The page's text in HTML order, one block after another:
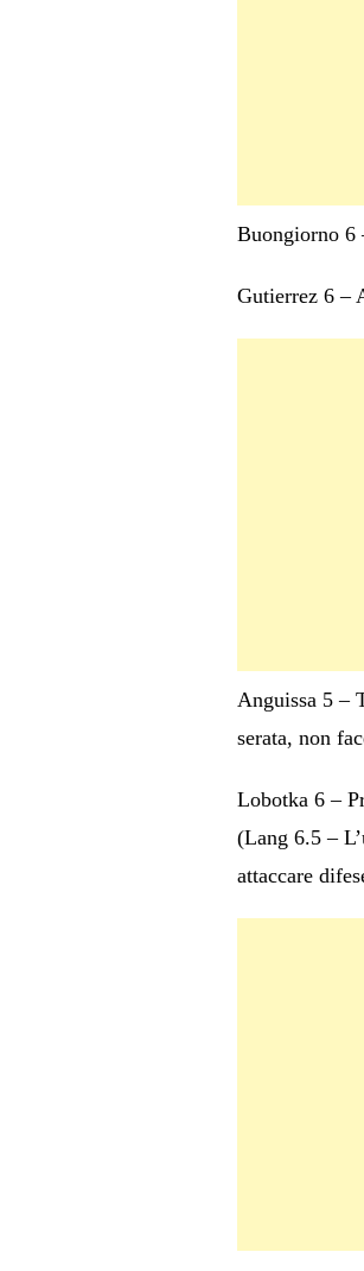
Buongiorno 6
Gutierrez 6 –
Anguissa 5 –
serata, non
Lobotka 6 –
(Lang 6.5 –
attaccare